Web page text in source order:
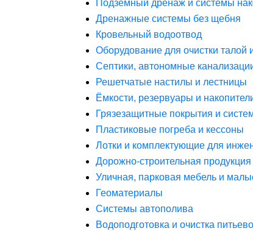
Подземный дренаж и системы
Дренажные системы без щебня
Кровельный водоотвод
Оборудование для очистки
Септики, автономные
Решетчатые настилы и лестницы
Ёмкости, резервуары и
Грязезащитные покрытия и
Пластиковые погреба и кессоны
Лотки и комплектующие для
Дорожно-строительная продукция
Уличная, парковая мебель и
Геоматериалы
Системы автополива
Водоподготовка и очистка